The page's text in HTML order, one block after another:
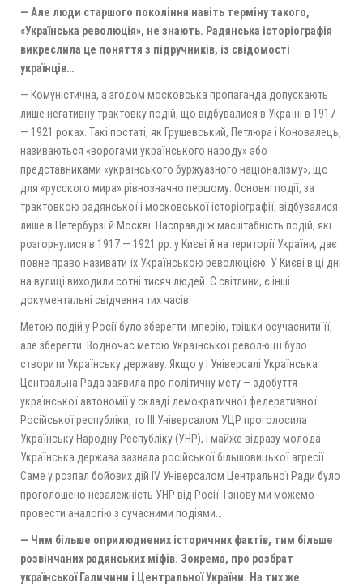
— Але люди старшого покоління навіть терміну такого,
«Українська революція», не знають. Радянська історіографія
викреслила це поняття з підручників, із свідомості
українців…
— Комуністична, а згодом московська пропаганда допускають
лише негативну трактовку подій, що відбувалися в Україні в 1917
— 1921 роках. Такі постаті, як Грушевський, Петлюра і Коновалець,
називаються «ворогами українського народу» або
представниками «українського буржуазного націоналізму», що
для «русского мира» рівнозначно першому. Основні події, за
трактовкою радянської і московської історіографії, відбувалися
лише в Петербурзі й Москві. Насправді ж масштабність подій, які
розгорнулися в 1917 — 1921 рр. у Києві й на території України, дає
повне право називати їх Українською революцією. У Києві в ці дні
на вулиці виходили сотні тисяч людей. Є світлини, є інші
документальні свідчення тих часів.
Метою подій у Росії було зберегти імперію, трішки осучаснити її,
але зберегти. Водночас метою Української революції було
створити Українську державу. Якщо у І Універсалі Українська
Центральна Рада заявила про політичну мету — здобуття
української автономії у складі демократичної федеративної
Російської республіки, то ІІІ Універсалом УЦР проголосила
Українську Народну Республіку (УНР), і майже відразу молода
Українська держава зазнала російської більшовицької агресії.
Саме у розпал бойових дій ІV Універсалом Центральної Ради було
проголошено незалежність УНР від Росії. І знову ми можемо
провести аналогію з сучасними подіями…
— Чим більше оприлюднених історичних фактів, тим більше
розвінчаних радянських міфів. Зокрема, про розбрат
української Галичини і Центральної України. На тих же